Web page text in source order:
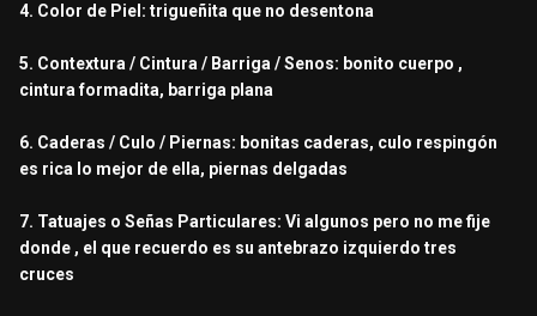
4. Color de Piel: trigueñita que no desentona
5. Contextura / Cintura / Barriga / Senos: bonito cuerpo ,
cintura formadita, barriga plana
6. Caderas / Culo / Piernas: bonitas caderas, culo respingón
es rica lo mejor de ella, piernas delgadas
7. Tatuajes o Señas Particulares: Vi algunos pero no me fije
donde , el que recuerdo es su antebrazo izquierdo tres
cruces